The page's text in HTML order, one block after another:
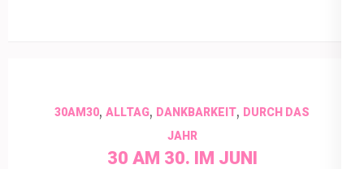
30AM30, ALLTAG, DANKBARKEIT, DURCH DAS
JAHR
30 AM 30. IM JUNI